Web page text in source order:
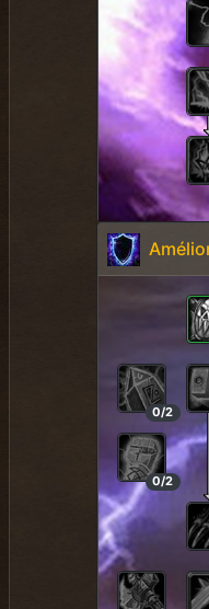
0/2
0/2